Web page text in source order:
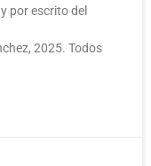
por escrito del
2025. Todos